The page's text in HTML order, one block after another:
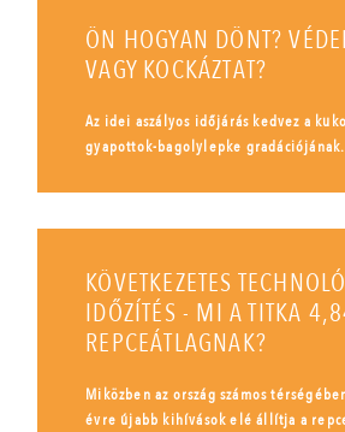
ÖN HOGYAN DÖNT?
VAGY KOCKÁZTAT?
Az idei aszályos időjárás kedvez a
gyapottok-bagolylepke gradációjának.
KÖVETKEZETES
IDŐZÍTÉS - MI A TITKA
REPCEÁTLAGNAK?
Miközben az ország számos
évre újabb kihívások elé állítja a